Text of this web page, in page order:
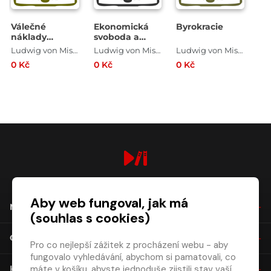
Válečné
náklady
ekonomiky a
inflace
Ludwig von Mises
0 Kč
Ekonomická
svoboda a
intervencionismus
Ludwig von Mises
0 Kč
Byrokracie
Ludwig von Mises
0 Kč
NÁKUP
O SPOLEČNOSTI
Aby web fungoval, jak má
(souhlas s cookies)
Pro co nejlepší zážitek z procházení webu - aby
fungovalo vyhledávání, abychom si pamatovali, co